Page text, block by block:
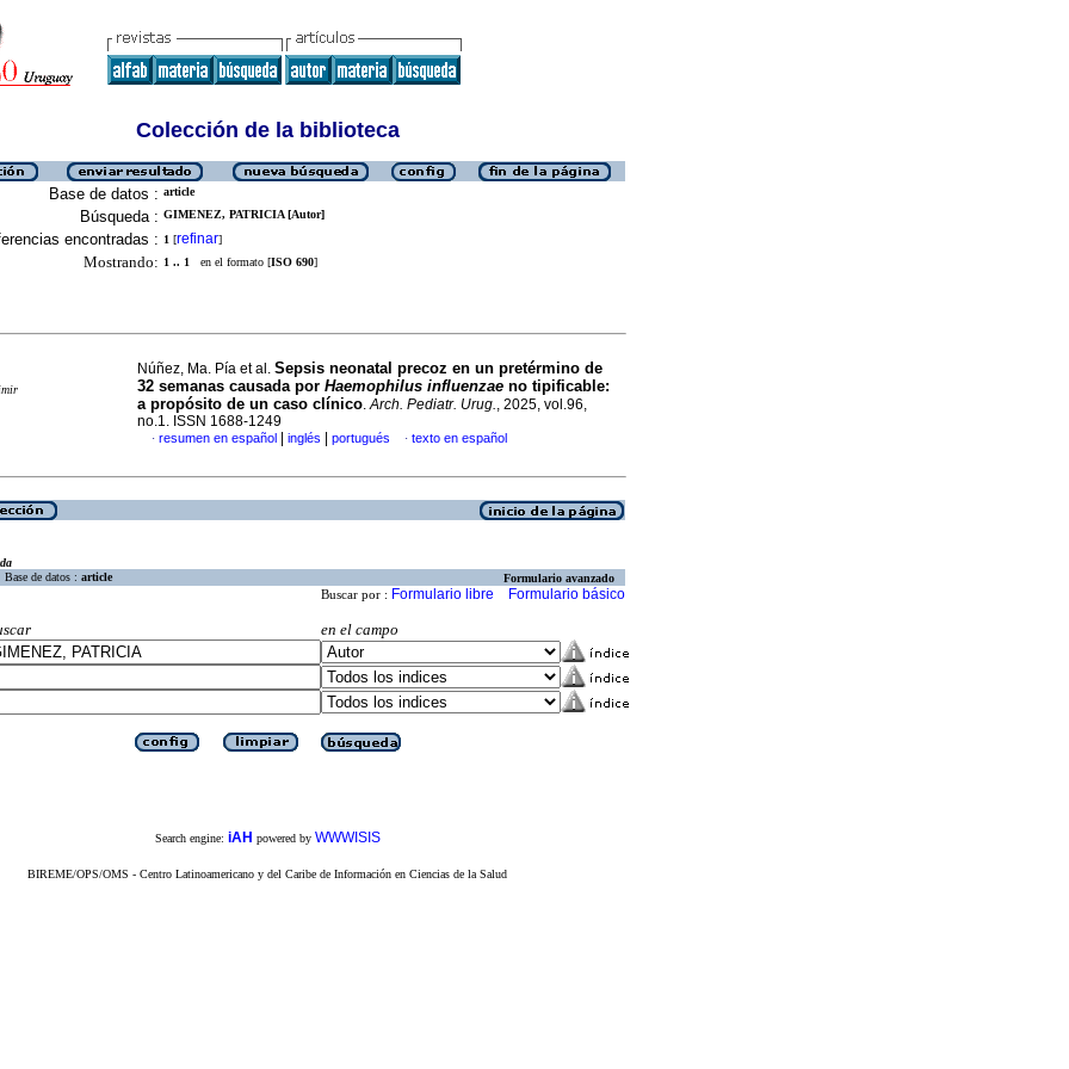
Colección de la biblioteca
Base de datos : article
Búsqueda : GIMENEZ, PATRICIA [Autor]
encontradas : 1 [refinar]
Mostrando: 1 .. 1 en el formato [ISO 690]
Núñez, Ma. Pía et al. Sepsis neonatal precoz en un pretérmino de
32 semanas causada por Haemophilus influenzae no tipificable:
a propósito de un caso clínico.Arch. Pediatr. Urug., 2025, vol.96,
no.1. ISSN 1688-1249
· resumen en español inglés portugués · texto en español
Base de datos : article Formulario avanzado
Buscar por : Formulario libre Formulario básico
en el campo
Search engine: iAH powered by WWWISIS
BIREME/OPS/OMS - Centro Latinoamericano y del Caribe de Información en Ciencias de la Salud